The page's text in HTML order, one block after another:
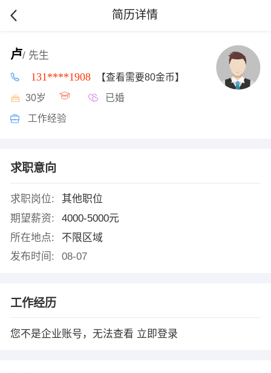
简历详情
卢/ 先生
131****1908 【查看需要80金币】
30岁 已婚
工作经验
求职意向
求职岗位:
其他职位
期望薪资:
4000-5000元
所在地点:
不限区域
发布时间:
08-07
工作经历
您不是企业账号，无法查看 立即登录